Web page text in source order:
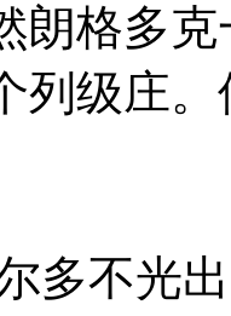
朗格多
列级庄
多不光